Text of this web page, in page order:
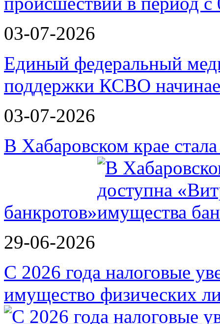
03-07-2026
Единый федеральный
поддержки КСВО
03-07-2026
В Хабаровском крае
банкротов»
29-06-2026
С 2026 года налоговые
имущество физических